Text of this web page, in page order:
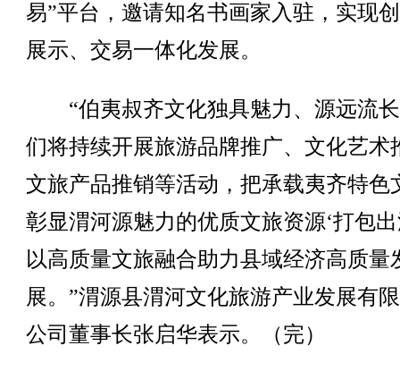
易”平台，邀请知名书画家入驻，实现
展示、交易一体化发展。
“伯夷叔齐文化独具魅力、源远流
们将持续开展旅游品牌推广、文化艺术
文旅产品推销等活动，把承载夷齐特色
彰显渭河源魅力的优质文旅资源‘打包出
以高质量文旅融合助力县域经济高质量
展。”渭源县渭河文化旅游产业发展有
公司董事长张启华表示。（完）